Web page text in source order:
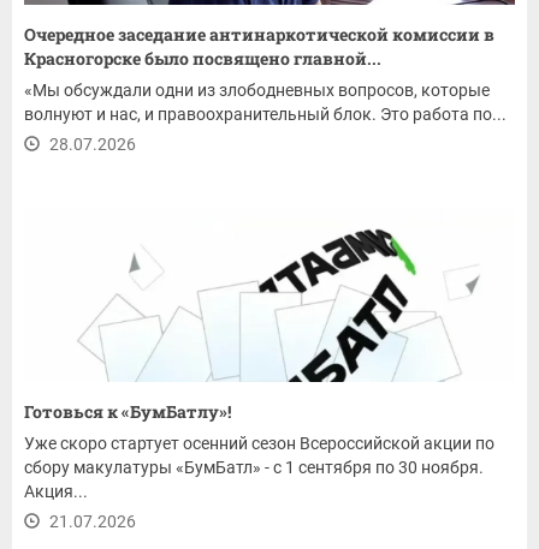
Очередное заседание антинаркотической комиссии в
Красногорске было посвящено главной...
«Мы обсуждали одни из злободневных вопросов, которые
волнуют и нас, и правоохранительный блок. Это работа по...
28.07.2026
Готовься к «БумБатлу»!
Уже скоро стартует осенний сезон Всероссийской акции по
сбору макулатуры «БумБатл» - с 1 сентября по 30 ноября.
Акция...
21.07.2026